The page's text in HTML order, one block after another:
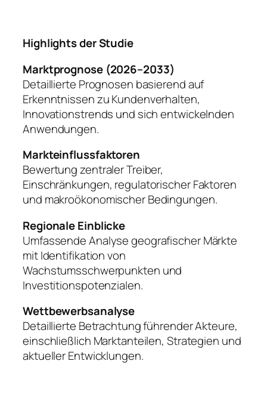
Highlights der Studie
Marktprognose (2026–2033)
Detaillierte Prognosen basierend auf
Erkenntnissen zu Kundenverhalten,
Innovationstrends und sich entwickelnden
Anwendungen.
Markteinflussfaktoren
Bewertung zentraler Treiber,
Einschränkungen, regulatorischer Faktoren
und makroökonomischer Bedingungen.
Regionale Einblicke
Umfassende Analyse geografischer Märkte
mit Identifikation von
Wachstumsschwerpunkten und
Investitionspotenzialen.
Wettbewerbsanalyse
Detaillierte Betrachtung führender Akteure,
einschließlich Marktanteilen, Strategien und
aktueller Entwicklungen.